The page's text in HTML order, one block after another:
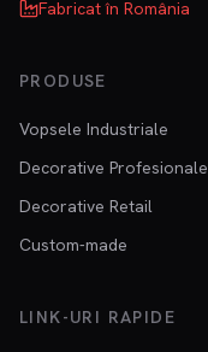
Fabricat în România
PRODUSE
Vopsele Industriale
Decorative Profesionale
Decorative Retail
Custom-made
LINK-URI RAPIDE